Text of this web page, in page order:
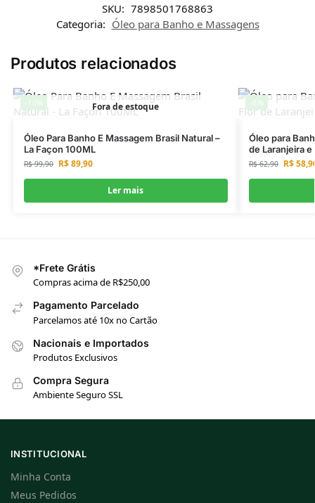
SKU: 7898501768863
Categoria: Óleo para Banho e Massagens
Produtos relacionados
-10% Fora de estoque
Óleo Para Banho E Massagem Brasil Natural –
La Façon 100ML
R$99,90 R$89,90
Ler mais
-6%
Óleo para
de Laranjeira e
R$62,90 R$
*Frete Grátis
Compras acima de R$250,00
Pagamento Parcelado
Parcelamos até 10x no Cartão
Nacionais e Importados
Produtos Exclusivos
Compra Segura
Ambiente Seguro SSL
INSTITUCIONAL
Minha Conta
Meus Pedidos